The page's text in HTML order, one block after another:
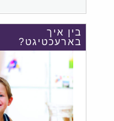
בין איך
בארעכטיגט?